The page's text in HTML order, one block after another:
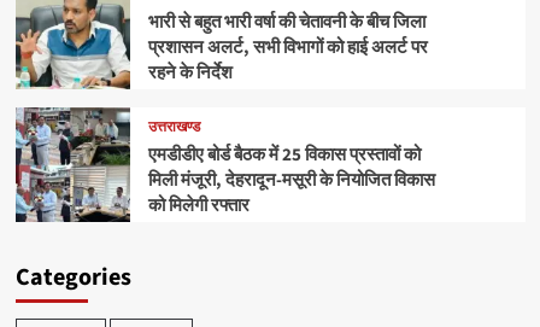
भारी से बहुत भारी वर्षा की चेतावनी के बीच जिला
प्रशासन अलर्ट, सभी विभागों को हाई अलर्ट पर
रहने के निर्देश
उत्तराखण्ड
एमडीडीए बोर्ड बैठक में 25 विकास प्रस्तावों को
मिली मंजूरी, देहरादून-मसूरी के नियोजित विकास
को मिलेगी रफ्तार
Categories